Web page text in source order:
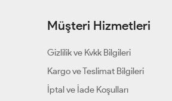
Müşteri Hizmetleri
Gizlilik ve Kvkk Bilgileri
Kargo ve Teslimat Bilgileri
İptal ve İade Koşulları